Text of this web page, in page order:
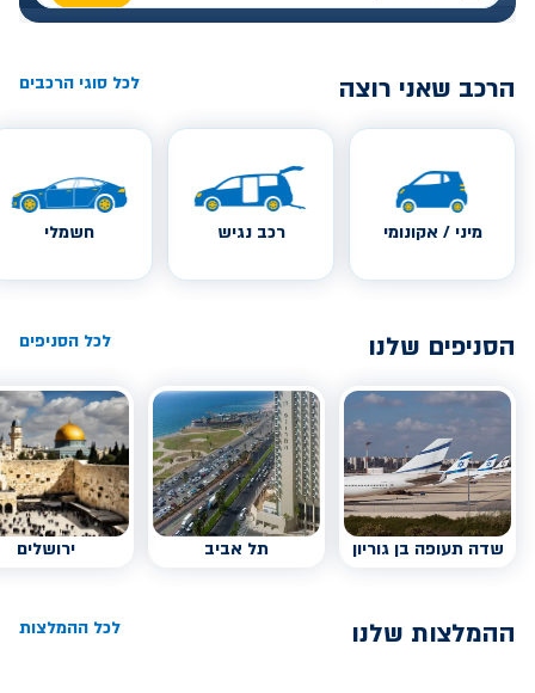
הרכב שאני רוצה לכל סוגי הרכבים
מיני / אקונומי רכב נגיש חשמלי
הסניפים שלנו לכל הסניפים
שדה תעופה בן גוריון תל אביב ירושלים
ההמלצות שלנו לכל ההמלצות